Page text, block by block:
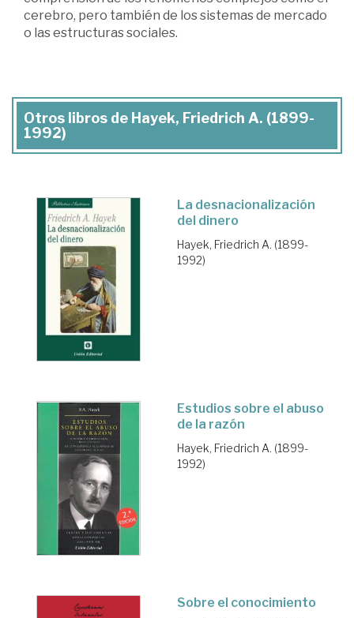
cerebro, pero también de los sistemas de mercado
o las estructuras sociales.
Otros libros de Hayek, Friedrich A. (1899-
1992)
La desnacionalización
del dinero
Hayek, Friedrich A. (1899-
1992)
Estudios sobre el abuso
de la razón
Hayek, Friedrich A. (1899-
1992)
Sobre el conocimiento